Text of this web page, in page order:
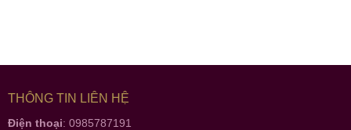
THÔNG TIN LIÊN HỆ
Điện thoại: 0985787191